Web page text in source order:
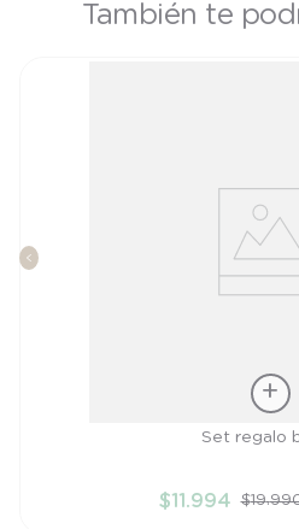
También te
AÑADIR AL
Set regalo
$11 .994 $19.